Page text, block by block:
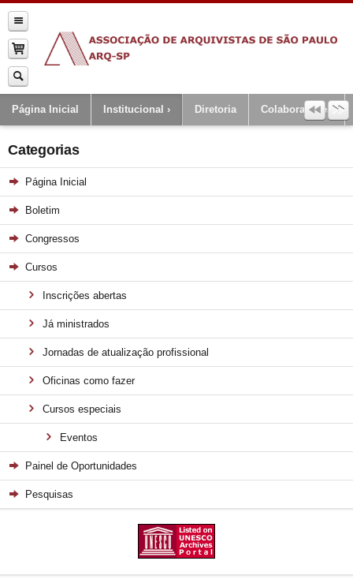
Página Inicial Institucional Diretoria Colaboradores
Categorias
Página Inicial
Boletim
Congressos
Cursos
Inscrições abertas
Já ministrados
Jornadas de atualização profissional
Oficinas como fazer
Cursos especiais
Eventos
Painel de Oportunidades
Pesquisas